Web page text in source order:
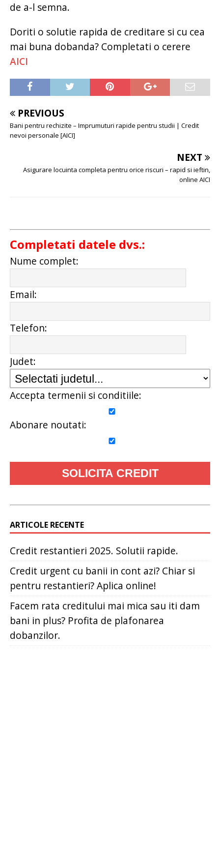
de a-l semna.
Doriti o solutie rapida de creditare si cu cea
mai buna dobanda? Completati o cerere
AICI
PREVIOUS
Bani pentru rechizite – Imprumuturi rapide pentru studii | Credit
nevoi personale [AICI]
NEXT
Asigurare locuinta completa pentru orice riscuri – rapid si ieftin,
online AICI
Completati datele dvs.:
Nume complet:
Email:
Telefon:
Judet:
Accepta termenii si conditiile:
Abonare noutati:
ARTICOLE RECENTE
Credit restantieri 2025. Solutii rapide.
Credit urgent cu banii in cont azi? Chiar si
pentru restantieri? Aplica online!
Facem rata creditului mai mica sau iti dam
bani in plus? Profita de plafonarea
dobanzilor.